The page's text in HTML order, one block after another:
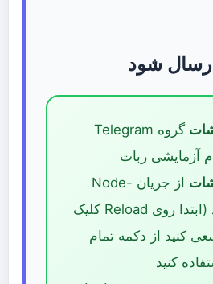
شود
گروه Telegram
آزمایشی ربات
از جریان Node-
RED خود (ابتدا روی Reload کلیک
کنید از دکمه تمام
کنید